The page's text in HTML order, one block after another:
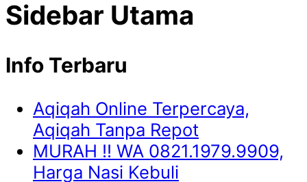
Sidebar Utama
Info Terbaru
Aqiqah Online Terpercaya,
Aqiqah Tanpa Repot
MURAH !! WA 0821.1979.9909,
Harga Nasi Kebuli